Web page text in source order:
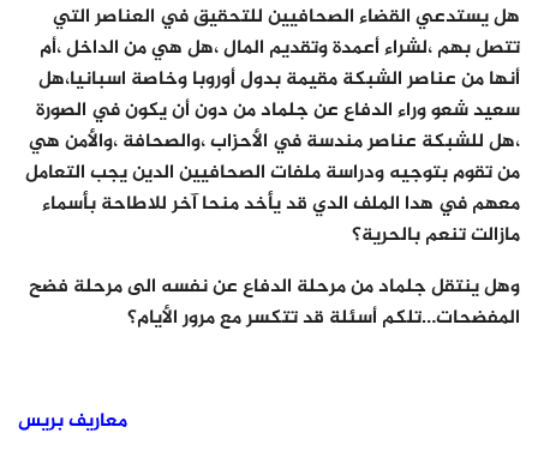
هل يستدعي القضاء الصحافيين للتحقيق في العناصر التي
تتصل بهم ،لشراء أعمدة وتقديم المال ،هل هي من الداخل ،أم
أنها من عناصر الشبكة مقيمة بدول أوروبا وخاصة اسبانيا،هل
سعيد شعو وراء الدفاع عن جلماد من دون أن يكون في الصورة
،هل للشبكة عناصر مندسة في الأحزاب ،والصحافة ،والأمن هي
من تقوم بتوجيه ودراسة ملفات الصحافيين الدين يجب التعامل
معهم في هدا الملف الدي قد يأخد منحا آخر للاطاحة بأسماء
مازالت تنعم بالحرية؟
وهل ينتقل جلماد من مرحلة الدفاع عن نفسه الى مرحلة فضح
المفضحات…تلكم أسئلة قد تتكسر مع مرور الأيام؟
معاريف بريس